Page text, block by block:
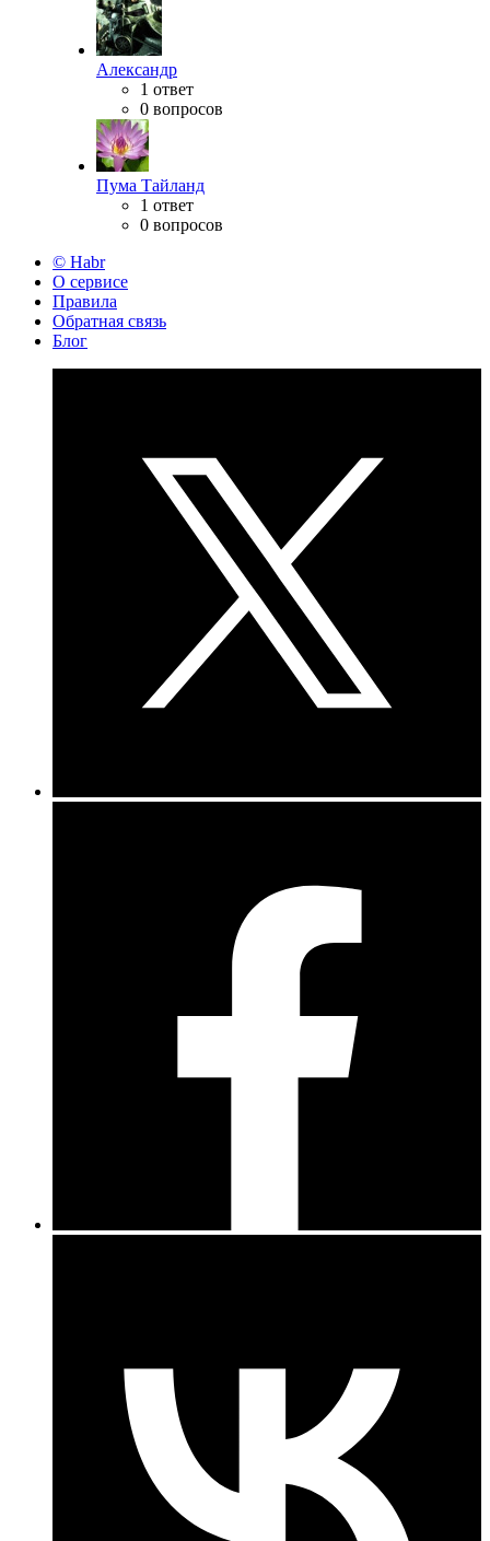
Александр
1 ответ
0 вопросов
Пума Тайланд
1 ответ
0 вопросов
© Habr
О сервисе
Правила
Обратная связь
Блог